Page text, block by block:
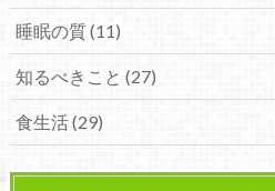
睡眠の質(11)
知るべきこと (27)
食生活(29)